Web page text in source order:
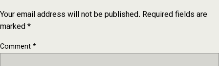
Your email address will not be published. Required fields are
marked*
Comment*